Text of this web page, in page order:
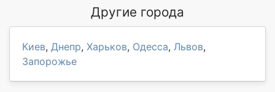
Другие города
Киев, Днепр, Харьков, Одесса, Львов,
Запорожье